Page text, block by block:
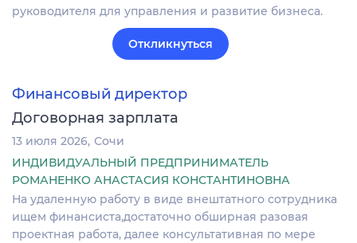
руководителя для управления и развитие бизнеса.
Откликнуться
Финансовый директор
Договорная зарплата
13 июля 2026 Сочи
ИНДИВИДУАЛЬНЫЙ ПРЕДПРИНИМАТЕЛЬ
РОМАНЕНКО АНАСТАСИЯ КОНСТАНТИНОВНА
На удаленную работу в виде внештатного сотрудника
ищем финансиста,достаточно обширная разовая
проектная работа, далее консультативная по мере